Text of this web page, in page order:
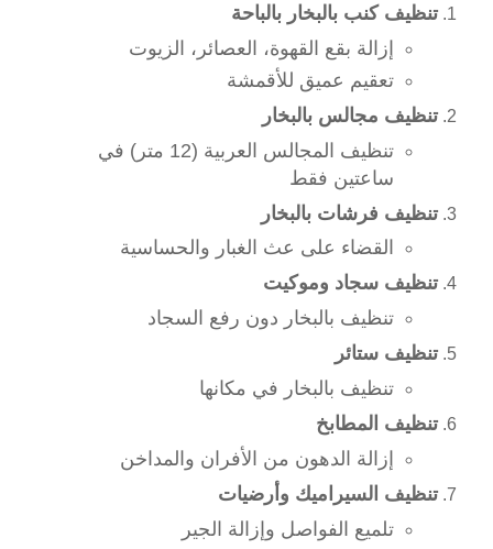
تنظيف كنب بالبخار بالباحة
إزالة بقع القهوة، العصائر، الزيوت
تعقيم عميق للأقمشة
تنظيف مجالس بالبخار
تنظيف المجالس العربية (12 متر) في
ساعتين فقط
تنظيف فرشات بالبخار
القضاء على عث الغبار والحساسية
تنظيف سجاد وموكيت
تنظيف بالبخار دون رفع السجاد
تنظيف ستائر
تنظيف بالبخار في مكانها
تنظيف المطابخ
إزالة الدهون من الأفران والمداخن
تنظيف السيراميك وأرضيات
تلميع الفواصل وإزالة الجير